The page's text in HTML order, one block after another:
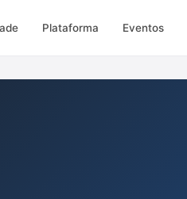
Plataforma Eventos